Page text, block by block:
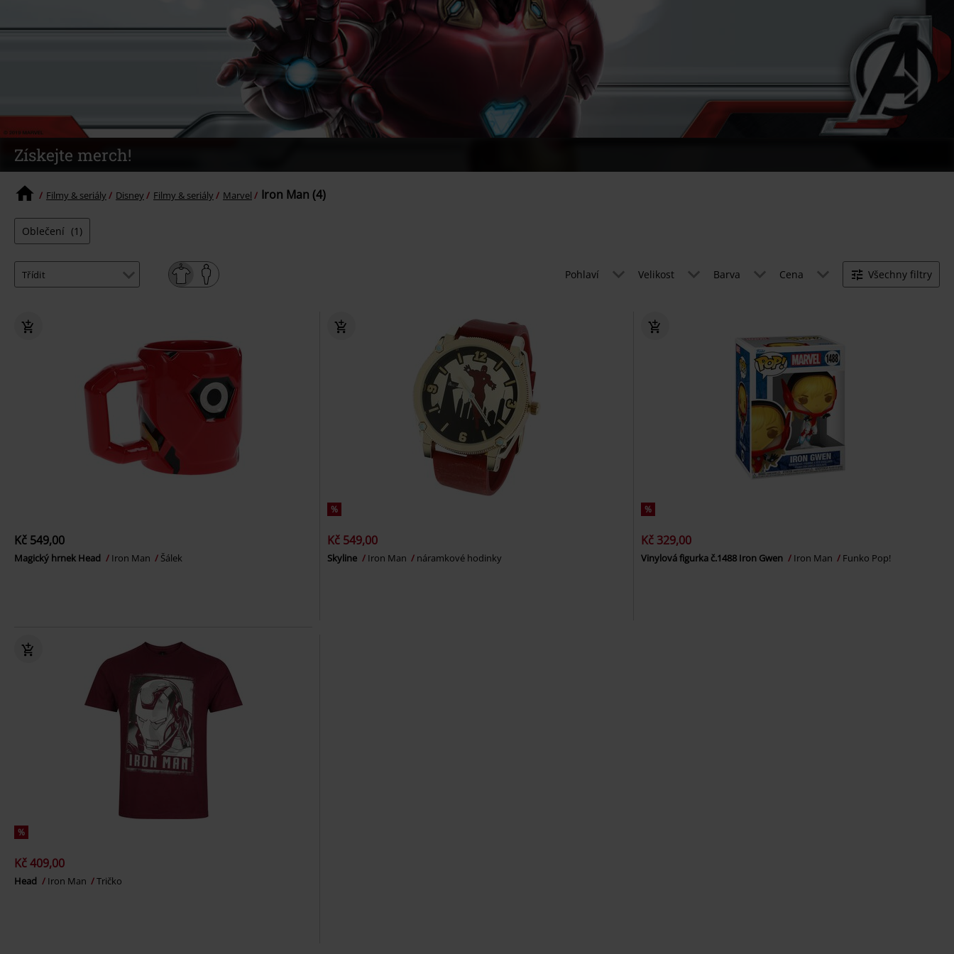
Získejte merch!
Filmy & seriály Disney Filmy & seriály Marvel Iron Man (4)
Oblečení (1)
Pohlaví Velikost Barva Cena Všechny filtry
Kč 549,00
Magický hrnek Head Iron Man Šálek
%
Kč 549,00
Skyline Iron Man náramkové hodinky
%
Kč 329,00
Vinylová figurka č.1488 Iron Gwen Iron Man Funko Pop!
%
Kč 409,00
Head Iron Man Tričko